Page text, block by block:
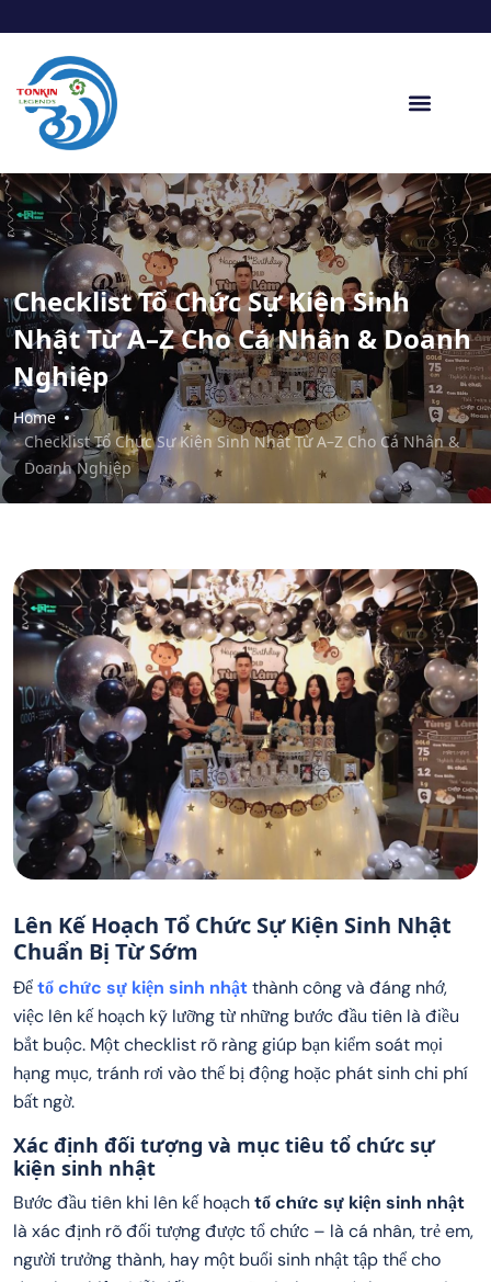
Checklist Tổ Chức Sự Kiện Sinh
Nhật Từ A–Z Cho Cá Nhân & Doanh
Nghiệp
Home
Checklist Tổ Chức Sự Kiện Sinh Nhật Từ A–Z Cho Cá Nhân &
Doanh Nghiệp
Lên Kế Hoạch Tổ Chức Sự Kiện Sinh Nhật
Chuẩn Bị Từ Sớm
Đểtổ chức sự kiện sinh nhậtthành công và đáng nhớ,
việc lên kế hoạch kỹ lưỡng từ những bước đầu tiên là điều
bắt buộc. Một checklist rõ ràng giúp bạn kiểm soát mọi
hạng mục, tránh rơi vào thế bị động hoặc phát sinh chi phí
bất ngờ.
Xác định đối tượng và mục tiêu tổ chức sự
kiện sinh nhật
Bước đầu tiên khi lên kế hoạchtổ chức sự kiện sinh nhật
là xác định rõ đối tượng được tổ chức – là cá nhân, trẻ em,
người trưởng thành, hay một buổi sinh nhật tập thể cho